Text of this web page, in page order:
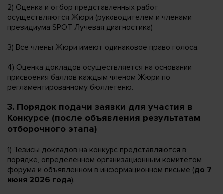
2) Оценка и отбор представленных работ
осуществляются Жюри (руководителем и членами
президиума SPOT Лучевая диагностика)
3) Все члены Жюри имеют одинаковое право голоса.
4) Оценка докладов осуществляется на основании
присвоения баллов каждым членом Жюри по
регламентированному бюллетеню.
3. Порядок подачи заявки для участия в
Конкурсе (после объявления результатам
отборочного этапа)
1) Тезисы докладов на конкурс представляются в
порядке, определенном организационным комитетом
форума и объявленном в информационном письме (до 7
июня 2026 года).